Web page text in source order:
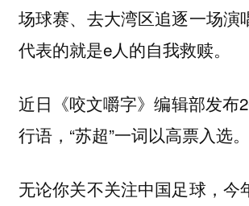
场球赛、去大湾区追逐一场演
代表的就是e人的自我救赎。
近日《咬文嚼字》编辑部发布
行语，“苏超”一词以高票入选。
无论你关不关注中国足球，今